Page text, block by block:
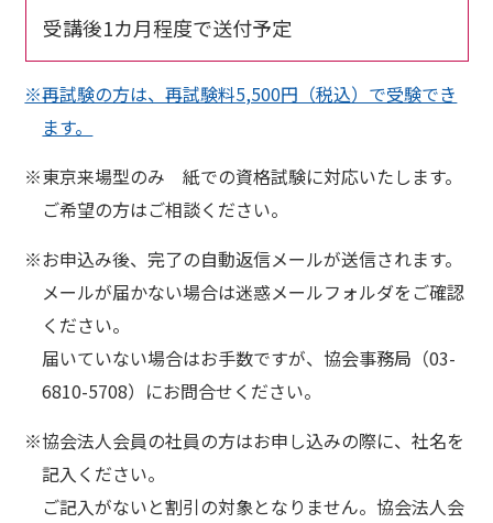
受講後1カ月程度で送付予定
※再試験の方は、再試験料5,500円（税込）で受験でき
ます。
※東京来場型のみ 紙での資格試験に対応いたします。
ご希望の方はご相談ください。
※お申込み後、完了の自動返信メールが送信されます。
メールが届かない場合は迷惑メールフォルダをご確認
ください。
届いていない場合はお手数ですが、協会事務局（03-
6810-5708）にお問合せください。
※協会法人会員の社員の方はお申し込みの際に、社名を
記入ください。
ご記入がないと割引の対象となりません。協会法人会